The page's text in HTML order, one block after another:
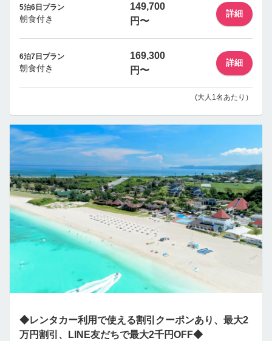
5泊6日プラン
朝食付き
149,700
円〜
詳細
6泊7日プラン
朝食付き
169,300
円〜
詳細
(大人1名あたり）
◆レンタカー利用で使える割引クーポンあり、最大2
万円割引、LINE友だちで最大2千円OFF◆